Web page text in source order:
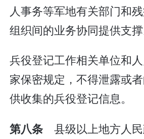
人事务等军地有关部门和
组织间的业务协同提供支撑
兵役登记工作相关单位和
家保密规定，不得泄露或
供收集的兵役登记信息。
第八条县级以上地方人